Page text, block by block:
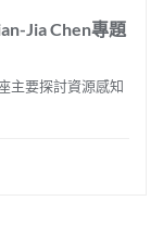
Jia Chen專題
主要探討資源感知